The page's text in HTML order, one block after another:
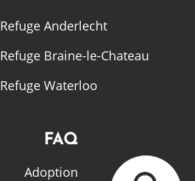
Refuge Anderlecht
Refuge Braine-le-Chateau
Refuge Waterloo
FAQ
Adoption